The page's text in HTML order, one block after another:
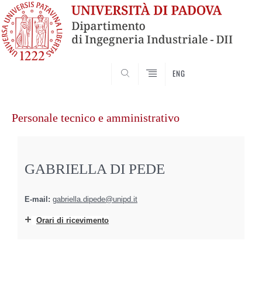
ENG
contenuto
Personale tecnico e amministrativo
GABRIELLA DI PEDE
E-mail: gabriella.dipede@unipd.it
Orari di ricevimento